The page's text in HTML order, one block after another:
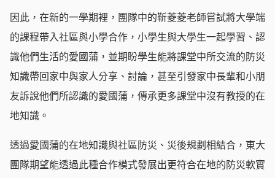
因此，在新的一學期裡，團隊中的靳菱菱老師嘗試將大學端
的課程帶入社區與小學合作，小學生與大學生一起學習、認
識他們生活的愛國蒲，並期盼學生能將課堂中所交流的防災
知識帶回家中與家人分享、討論，甚至引發家中長輩和小朋
友訴說他們所認識的愛國蒲，傳承更多課堂中沒有教授的在
地知識。
透過愛國蒲的在地知識與社區防災、災後規劃相結合，東大
團隊期望能透過此種合作模式發展出更符合在地的防災軟實